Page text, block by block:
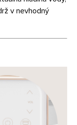
v nevhodný